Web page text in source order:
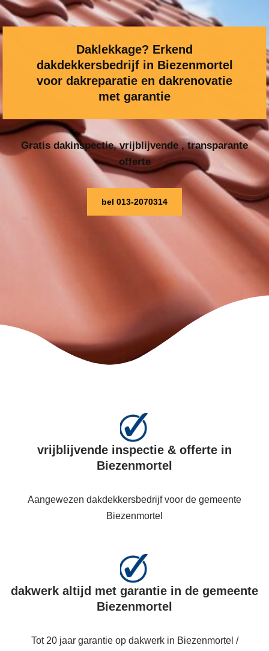
Daklekkage? Erkend
dakdekkersbedrijf in Biezenmortel
voor dakreparatie en dakrenovatie
met garantie
Gratis dakinspectie, vrijblijvende , transparante
offerte
bel 013-2070314
vrijblijvende inspectie & offerte in
Biezenmortel
Aangewezen dakdekkersbedrijf voor de gemeente
Biezenmortel
dakwerk altijd met garantie in de gemeente
Biezenmortel
Tot 20 jaar garantie op dakwerk in Biezenmortel /